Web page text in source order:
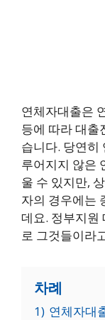
연체자대출은
등에 따라 대출
습니다. 당연히
루어지지 않은
울 수 있지만,
자의 경우에는
데요. 정부지원
로 그것들이라
차례
1) 연체자대